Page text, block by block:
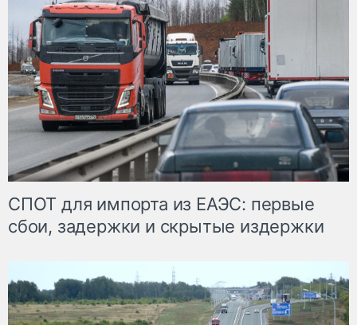
СПОТ для импорта из ЕАЭС: первые
сбои, задержки и скрытые издержки